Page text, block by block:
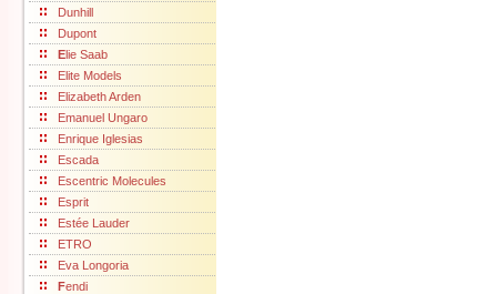
Dunhill
Dupont
Elie Saab
Elite Models
Elizabeth Arden
Emanuel Ungaro
Enrique Iglesias
Escada
Escentric Molecules
Esprit
Estée Lauder
ETRO
Eva Longoria
Fendi